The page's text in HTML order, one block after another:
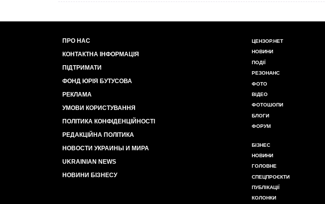
ПРО НАС
КОНТАКТНА ІНФОРМАЦІЯ
ПІДТРИМАТИ
ФОНД ЮРІЯ БУТУСОВА
РЕКЛАМА
УМОВИ КОРИСТУВАННЯ
ПОЛІТИКА КОНФІДЕНЦІЙНОСТІ
РЕДАКЦІЙНА ПОЛІТИКА
НОВОСТИ УКРАИНЫ И МИРА
UKRAINIAN NEWS
НОВИНИ БІЗНЕСУ
ЦЕНЗОР.НЕТ
НОВИНИ
ПОДІЇ
РЕЗОНАНС
ФОТО
ВІДЕО
ФОТОШОПИ
БЛОГИ
ФОРУМ
БІЗНЕС
НОВИНИ
ГОЛОВНЕ
СПЕЦПРОЄКТИ
ПУБЛІКАЦІЇ
КОЛОНКИ